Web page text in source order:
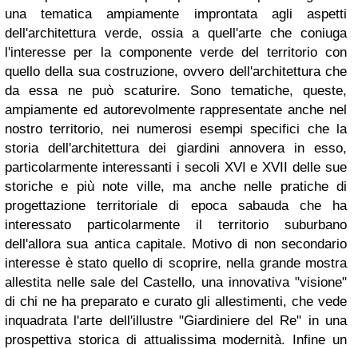
una tematica ampiamente improntata agli aspetti
dell'architettura verde, ossia a quell'arte che coniuga
l'interesse per la componente verde del territorio con
quello della sua costruzione, ovvero dell'architettura che
da essa ne può scaturire. Sono tematiche, queste,
ampiamente ed autorevolmente rappresentate anche nel
nostro territorio, nei numerosi esempi specifici che la
storia dell'architettura dei giardini annovera in esso,
particolarmente interessanti i secoli XVI e XVII delle sue
storiche e più note ville, ma anche nelle pratiche di
progettazione territoriale di epoca sabauda che ha
interessato particolarmente il territorio suburbano
dell'allora sua antica capitale. Motivo di non secondario
interesse è stato quello di scoprire, nella grande mostra
allestita nelle sale del Castello, una innovativa "visione"
di chi ne ha preparato e curato gli allestimenti, che vede
inquadrata l'arte dell'illustre "Giardiniere del Re" in una
prospettiva storica di attualissima modernità. Infine un